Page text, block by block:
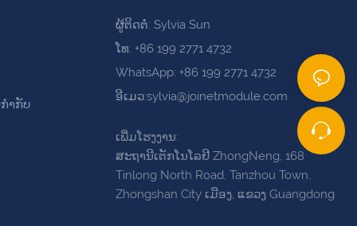
ຳກັບ
ຜູ້ຕິດຕໍ່: Sylvia Sun
ໂທ: +86 199 2771 4732
WhatsApp: +86 199 2771 4732
ອີເມວ:sylvia@joinetmodule.com
ເພີ່ມໂຮງງານ:
ສະຖານີເຕັກໂນໂລຢີ ZhongNeng, 168
Tinlong North Road, Tanzhou Town,
Zhongshan City ເມືອງ, ແຂວງ Guangdong